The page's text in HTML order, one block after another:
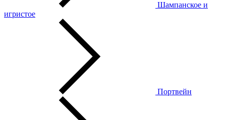
Шампанское и
игристое
Портвейн